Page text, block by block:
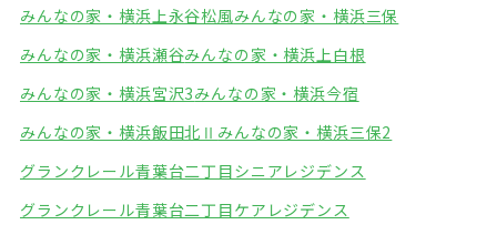
みんなの家・横浜上永谷松風みんなの家・横浜三保
みんなの家・横浜瀬谷みんなの家・横浜上白根
みんなの家・横浜宮沢3みんなの家・横浜今宿
みんなの家・横浜飯田北Ⅱ みんなの家・横浜三保2
グランクレール青葉台二丁目シニアレジデンス
グランクレール青葉台二丁目ケアレジデンス